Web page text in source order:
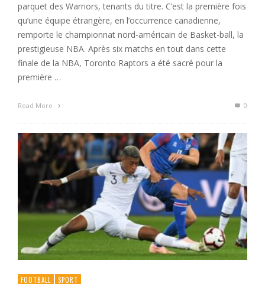
parquet des Warriors, tenants du titre. C’est la première fois
qu’une équipe étrangère, en l’occurrence canadienne,
remporte le championnat nord-américain de Basket-ball, la
prestigieuse NBA. Après six matchs en tout dans cette
finale de la NBA, Toronto Raptors a été sacré pour la
première …
Read More 0
FOOTBALL SPORT